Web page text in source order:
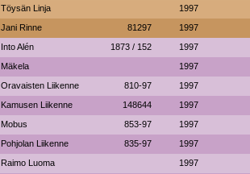
Töysän Linja 1997
Jani Rinne 81297 1997
Into Alén 1873 / 152 1997
Mäkela 1997
Oravaisten Liikenne 810-97 1997
Kamusen Liikenne 148644 1997
Mobus 853-97 1997
Pohjolan Liikenne 835-97 1997
Raimo Luoma 1997